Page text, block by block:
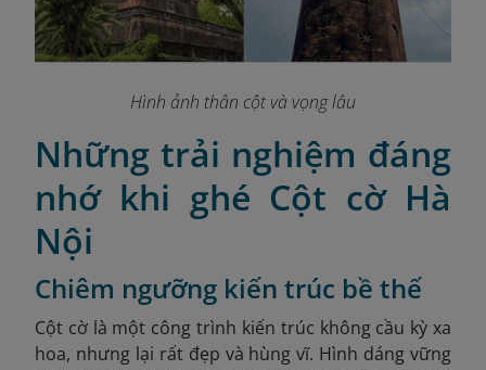
Hình ảnh thân cột và vọng lâu
Những trải nghiệm đáng
nhớ khi ghé Cột cờ Hà
Nội
Chiêm ngưỡng kiến trúc bề thế
Cột cờ là một công trình kiến trúc không cầu kỳ xa
hoa, nhưng lại rất đẹp và hùng vĩ. Hình dáng vững